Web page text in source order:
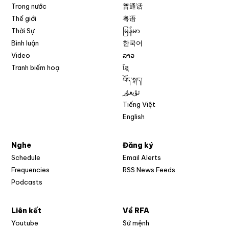
Trong nước
Thế giới
Thời Sự
Bình luận
Video
Tranh biếm hoạ
普通话
粤语
မြန်မာ
한국어
ລາວ
ខ្មែ
བོད་སྐད།
ئۇيغۇر
Tiếng Việt
English
Nghe
Schedule
Frequencies
Podcasts
Đăng ký
Email Alerts
RSS News Feeds
Liên kết
Youtube
Về RFA
Sứ mệnh